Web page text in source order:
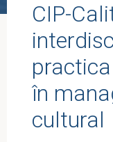
CIP-
în
cultural